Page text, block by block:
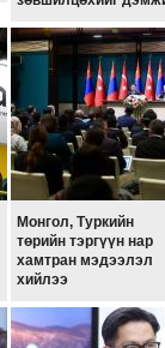
Монгол, Туркийн
төрийн тэргүүн нар
хамтран мэдээлэл
хийлээ